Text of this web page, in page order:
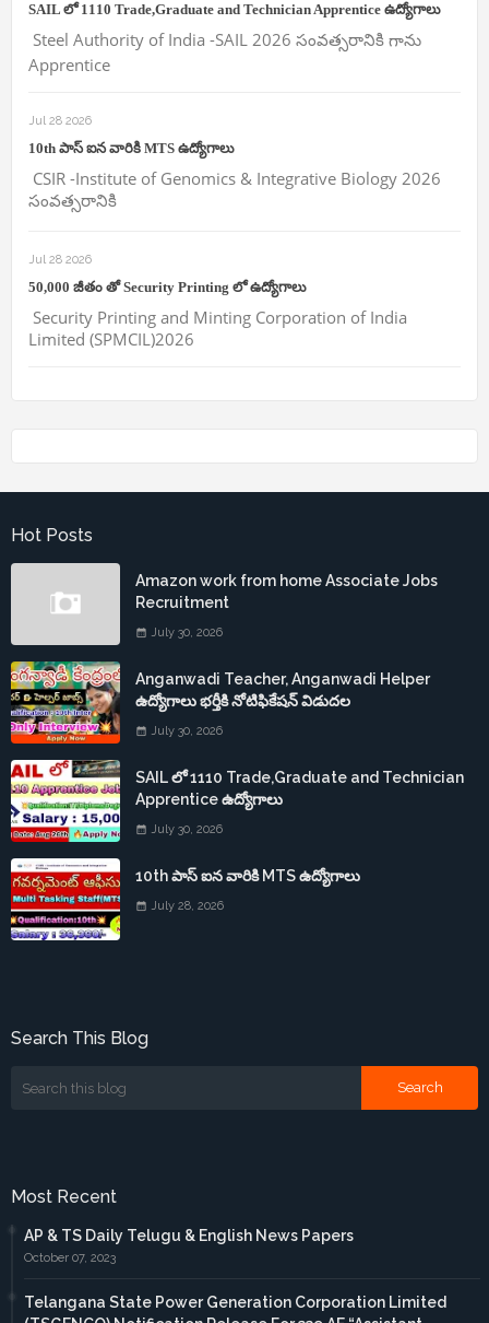
SAIL లో 1110 Trade,Graduate and Technician Apprentice ఉద్యోగాలు
Steel Authority of India -SAIL 2026 సంవత్సరానికి గాను
Apprentice
Jul 28 2026
10th పాస్ ఐన వారికి MTS ఉద్యోగాలు
CSIR -Institute of Genomics & Integrative Biology 2026
సంవత్సరానికి
Jul 28 2026
50,000 జీతం తో Security Printing లో ఉద్యోగాలు
Security Printing and Minting Corporation of India
Limited (SPMCIL)2026
Hot Posts
Amazon work from home Associate Jobs
Recruitment
July 30, 2026
Anganwadi Teacher, Anganwadi Helper
ఉద్యోగాలు భర్తీకి నోటిఫికేషన్ విడుదల
July 30, 2026
SAIL లో 1110 Trade,Graduate and Technician
Apprentice ఉద్యోగాలు
July 30, 2026
10th పాస్ ఐన వారికి MTS ఉద్యోగాలు
July 28, 2026
Search This Blog
Most Recent
AP & TS Daily Telugu & English News Papers
October 07, 2023
Telangana State Power Generation Corporation Limited